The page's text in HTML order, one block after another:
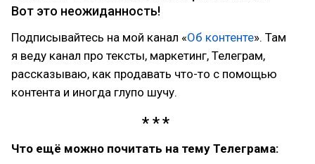
Вот это неожиданность!
Подписывайтесь на мой канал «Об контенте». Там
я веду канал про тексты, маркетинг, Телеграм,
рассказываю, как продавать что-то с помощью
контента и иногда глупо шучу.
Что ещё можно почитать на тему Телеграма: